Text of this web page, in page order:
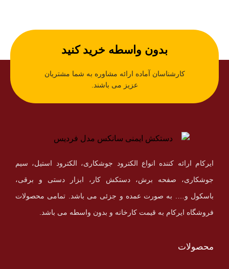
بدون واسطه خرید کنید
کارشناسان آماده ارائه مشاوره به شما مشتریان
عزیز می باشند.
ایرکام ارائه کننده انواع الکترود جوشکاری، الکترود استیل، سیم
جوشکاری، صفحه برش، دستکش کار، ابزار دستی و برقی،
باسکول و…. به صورت عمده و جزئی می باشد. تمامی محصولات
فروشگاه ایرکام به قیمت کارخانه و بدون واسطه می باشد.
محصولات